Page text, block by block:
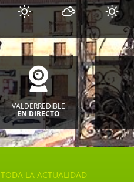
VALDERREDIBLE
EN DIRECTO
TODA LA ACTUALIDAD